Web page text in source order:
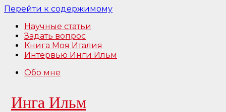
Перейти к содержимому
Научные статьи
Задать вопрос
Книга Моя Италия
Интервью Инги Ильм
Обо мне
Инга Ильм